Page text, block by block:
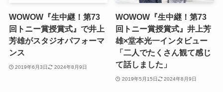
WOWOW『生中継！第73
回トニー賞授賞式』で井上
芳雄がスタジオパフォーマ
ンス
2019年6月3日 2024年8月9日
WOWOW『生中継！第73
回トニー賞授賞式』井上芳
雄×堂本光一インタビュー
「二人でたくさん観て感じ
て話しました」
2019年5月15日 2024年8月9日